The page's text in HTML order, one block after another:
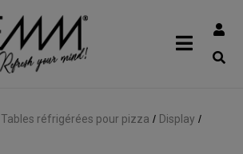
Tables réfrigérées pour pizza / Display /